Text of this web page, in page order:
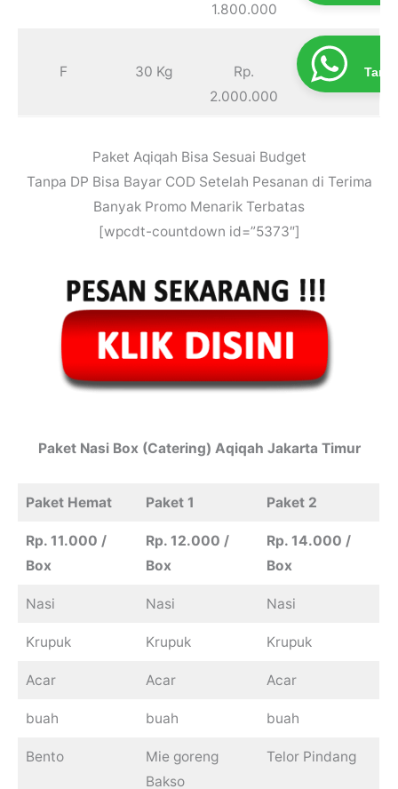
1.800.000
F 30 Kg
Rp.
2.000.000
Paket Aqiqah Bisa Sesuai Budget
Tanpa DP Bisa Bayar COD Setelah Pesanan di Terima
Banyak Promo Menarik Terbatas
[wpcdt-countdown id=”5373″]
Paket Nasi Box (Catering) Aqiqah Jakarta Timur
Paket Hemat Paket 1 Paket 2
Rp. 11.000 /
Box
Rp. 12.000 /
Box
Rp. 14.000 /
Box
Nasi Nasi Nasi
Krupuk Krupuk Krupuk
Acar Acar Acar
buah buah buah
Bento
Mie goreng
Bakso
Telor Pindang